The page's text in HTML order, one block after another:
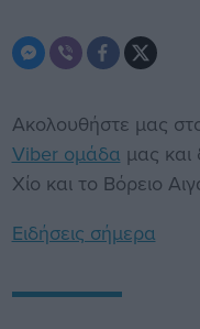
Ακολουθήστε μας
Viber ομάδα μας και
Χίο και το Βόρειο
Ειδήσεις σήμερα